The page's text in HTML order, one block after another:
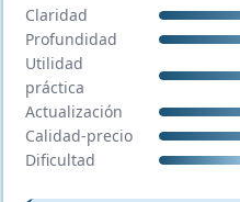
Claridad
Profundidad
Utilidad
práctica
Actualización
Calidad-precio
Dificultad